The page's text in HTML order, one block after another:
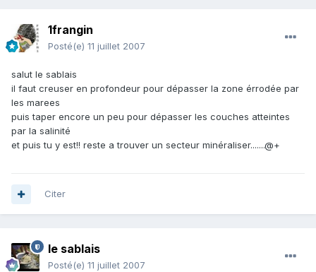
1frangin
Posté(e) 11 juillet 2007
salut le sablais
il faut creuser en profondeur pour dépasser la zone érrodée par
les marees
puis taper encore un peu pour dépasser les couches atteintes
par la salinité
et puis tu y est!! reste a trouver un secteur minéraliser.......@+
Citer
le sablais
Posté(e) 11 juillet 2007